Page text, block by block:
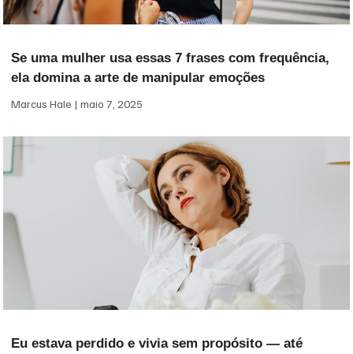
Se uma mulher usa essas 7 frases com frequência,
ela domina a arte de manipular emoções
Marcus Hale maio 7, 2025
Eu estava perdido e vivia sem propósito — até